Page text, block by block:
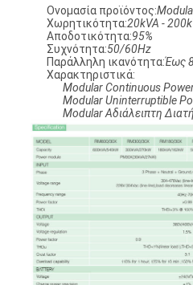
Ονομασία προϊόντος:
Χωρητικότητα:20kVA -
Αποδοτικότητα:95%
Συχνότητα:50/60Hz
Παράλληλη ικανότητα:Έως
Χαρακτηριστικά:
Modular Continuous
Modular Uninterruptible
Modular Αδιάλειπτη